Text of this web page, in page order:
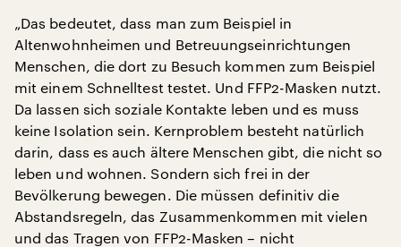
„Das bedeutet, dass man zum Beispiel in
Altenwohnheimen und Betreuungseinrichtungen
Menschen, die dort zu Besuch kommen zum Beispiel
mit einem Schnelltest testet. Und FFP2-Masken nutzt.
Da lassen sich soziale Kontakte leben und es muss
keine Isolation sein. Kernproblem besteht natürlich
darin, dass es auch ältere Menschen gibt, die nicht so
leben und wohnen. Sondern sich frei in der
Bevölkerung bewegen. Die müssen definitiv die
Abstandsregeln, das Zusammenkommen mit vielen
und das Tragen von FFP2-Masken – nicht